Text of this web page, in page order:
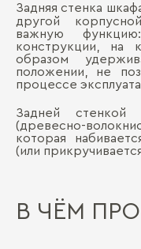
Задняя стенка
другой
важную
конструкции, на
образом
положении, не
процессе
Задней
(древесно-
которая
(или
В ЧЁМ